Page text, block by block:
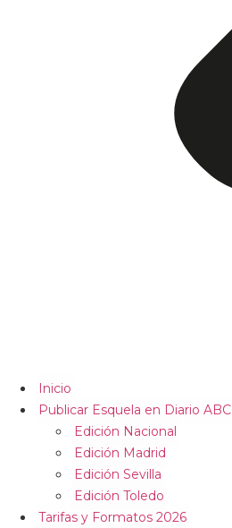
Inicio
Publicar Esquela en Diario ABC
Edición Nacional
Edición Madrid
Edición Sevilla
Edición Toledo
Tarifas y Formatos 2026